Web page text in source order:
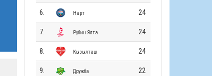
6. Нарт 24
7. Рубин Ялта 24
8. Кызылташ 24
9. Дружба 22